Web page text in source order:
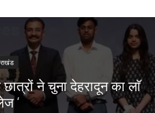
ने चुना देहरादून का लाॅ
‘